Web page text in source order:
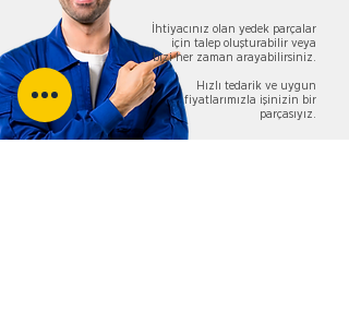
İhtiyacınız olan yedek parçalar
için talep oluşturabilir veya
bizi her zaman arayabilirsiniz.
Hızlı tedarik ve uygun
fiyatlarımızla işinizin bir
parçasıyız.